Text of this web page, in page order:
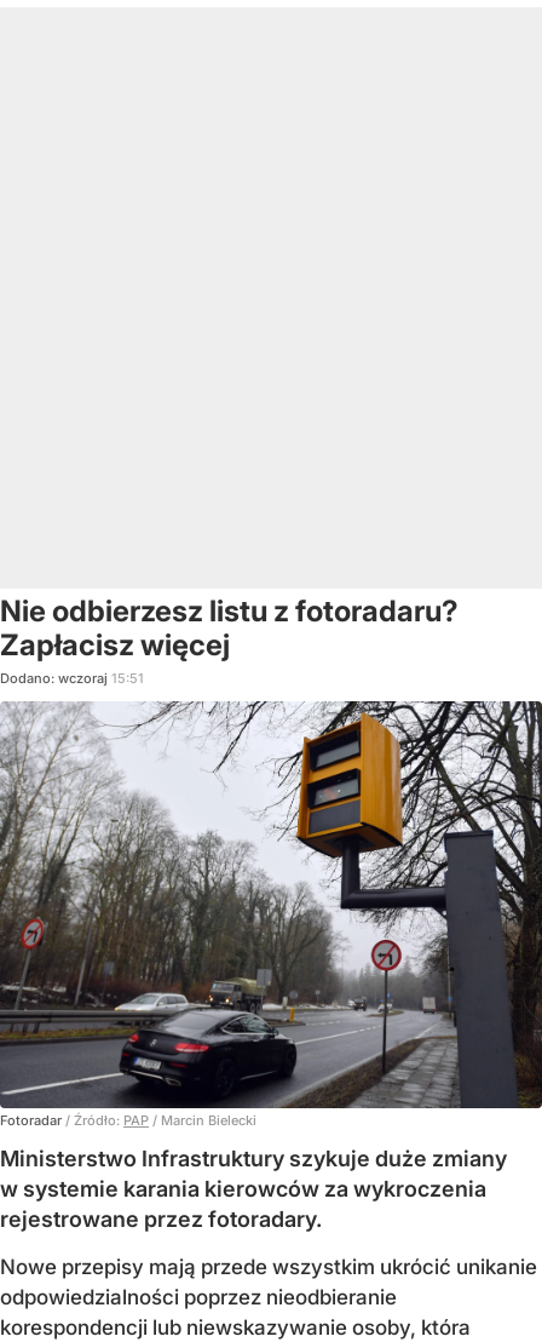
Nie odbierzesz listu z fotoradaru?
Zapłacisz więcej
Dodano: wczoraj 15:51
Fotoradar / Źródło: PAP / Marcin Bielecki
Ministerstwo Infrastruktury szykuje duże zmiany
w systemie karania kierowców za wykroczenia
rejestrowane przez fotoradary.
Nowe przepisy mają przede wszystkim ukrócić unikanie
odpowiedzialności poprzez nieodbieranie
korespondencji lub niewskazywanie osoby, która